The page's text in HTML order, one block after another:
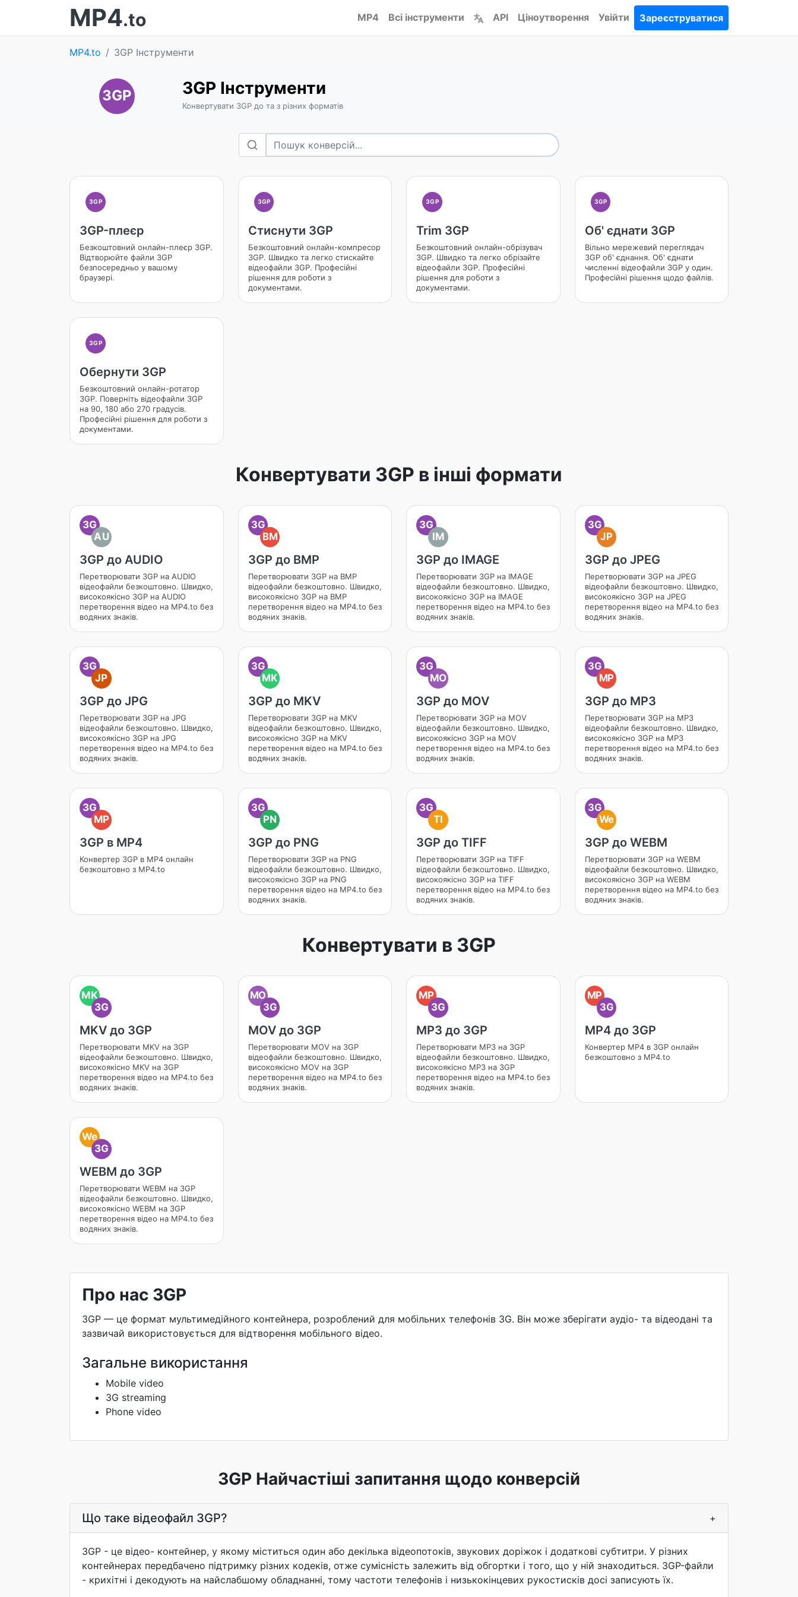
MP4.to MP4 Всі інструменти API Ціноутворення Увійти Зареєструватися
MP4.to 3GP Інструменти
3GP 3GP Інструменти
Конвертувати 3GP до та з різних форматів
3GP
3GP-плеєр
Безкоштовний онлайн-плеєр 3GP.
Відтворюйте файли 3GP
безпосередньо у вашому
браузері.
3GP
Стиснути 3GP
Безкоштовний онлайн-компресор
3GP. Швидко та легко стискайте
відеофайли 3GP. Професійні
рішення для роботи з
документами.
3GP
Trim 3GP
Безкоштовний онлайн-обрізувач
3GP. Швидко та легко обрізайте
відеофайли 3GP. Професійні
рішення для роботи з
документами.
3GP
Об' єднати 3GP
Вільно мережевий переглядач
3GP об' єднання. Об' єднати
численні відеофайли 3GP у один.
Професійні рішення щодо файлів.
3GP
Обернути 3GP
Безкоштовний онлайн-ротатор
3GP. Поверніть відеофайли 3GP
на 90, 180 або 270 градусів.
Професійні рішення для роботи з
документами.
Конвертувати 3GP в інші формати
3G
AU
3GP до AUDIO
Перетворювати 3GP на AUDIO
відеофайли безкоштовно. Швидко,
високоякісно 3GP на AUDIO
перетворення відео на MP4.to без
водяних знаків.
3G
BM
3GP до BMP
Перетворювати 3GP на BMP
відеофайли безкоштовно. Швидко,
високоякісно 3GP на BMP
перетворення відео на MP4.to без
водяних знаків.
3G
IM
3GP до IMAGE
Перетворювати 3GP на IMAGE
відеофайли безкоштовно. Швидко,
високоякісно 3GP на IMAGE
перетворення відео на MP4.to без
водяних знаків.
3G
JP
3GP до JPEG
Перетворювати 3GP на JPEG
відеофайли безкоштовно. Швидко,
високоякісно 3GP на JPEG
перетворення відео на MP4.to без
водяних знаків.
3G
JP
3GP до JPG
Перетворювати 3GP на JPG
відеофайли безкоштовно. Швидко,
високоякісно 3GP на JPG
перетворення відео на MP4.to без
водяних знаків.
3G
MK
3GP до MKV
Перетворювати 3GP на MKV
відеофайли безкоштовно. Швидко,
високоякісно 3GP на MKV
перетворення відео на MP4.to без
водяних знаків.
3G
MO
3GP до MOV
Перетворювати 3GP на MOV
відеофайли безкоштовно. Швидко,
високоякісно 3GP на MOV
перетворення відео на MP4.to без
водяних знаків.
3G
MP
3GP до MP3
Перетворювати 3GP на MP3
відеофайли безкоштовно. Швидко,
високоякісно 3GP на MP3
перетворення відео на MP4.to без
водяних знаків.
3G
MP
3GP в MP4
Конвертер 3GP в MP4 онлайн
безкоштовно з MP4.to
3G
PN
3GP до PNG
Перетворювати 3GP на PNG
відеофайли безкоштовно. Швидко,
високоякісно 3GP на PNG
перетворення відео на MP4.to без
водяних знаків.
3G
TI
3GP до TIFF
Перетворювати 3GP на TIFF
відеофайли безкоштовно. Швидко,
високоякісно 3GP на TIFF
перетворення відео на MP4.to без
водяних знаків.
3G
We
3GP до WEBM
Перетворювати 3GP на WEBM
відеофайли безкоштовно. Швидко,
високоякісно 3GP на WEBM
перетворення відео на MP4.to без
водяних знаків.
Конвертувати в 3GP
MK
3G
MKV до 3GP
Перетворювати MKV на 3GP
відеофайли безкоштовно. Швидко,
високоякісно MKV на 3GP
перетворення відео на MP4.to без
водяних знаків.
MO
3G
MOV до 3GP
Перетворювати MOV на 3GP
відеофайли безкоштовно. Швидко,
високоякісно MOV на 3GP
перетворення відео на MP4.to без
водяних знаків.
MP
3G
MP3 до 3GP
Перетворювати MP3 на 3GP
відеофайли безкоштовно. Швидко,
високоякісно MP3 на 3GP
перетворення відео на MP4.to без
водяних знаків.
MP
3G
MP4 до 3GP
Конвертер MP4 в 3GP онлайн
безкоштовно з MP4.to
We
3G
WEBM до 3GP
Перетворювати WEBM на 3GP
відеофайли безкоштовно. Швидко,
високоякісно WEBM на 3GP
перетворення відео на MP4.to без
водяних знаків.
Про нас 3GP
3GP — це формат мультимедійного контейнера, розроблений для мобільних телефонів 3G. Він може зберігати аудіо- та відеодані та
зазвичай використовується для відтворення мобільного відео.
Загальне використання
Mobile video
3G streaming
Phone video
3GP Найчастіші запитання щодо конверсій
Що таке відеофайл 3GP? +
3GP - це відео- контейнер, у якому міститься один або декілька відеопотоків, звукових доріжок і додаткові субтитри. У різних
контейнерах передбачено підтримку різних кодеків, отже сумісність залежить від обгортки і того, що у ній знаходиться. 3GP-файли
- крихітні і декодують на найслабшому обладнанні, тому частоти телефонів і низькокінцевих рукостисків досі записують їх.